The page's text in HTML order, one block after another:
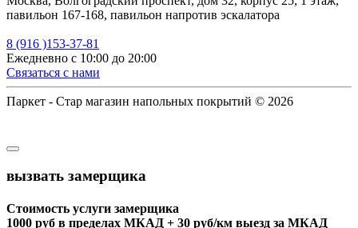
павильон 167-168, павильон напротив эскалатора
8 (916 )153-37-81
Ежедневно с 10:00 до 20:00
Связаться с нами
Паркет - Стар магазин напольных покрытий © 2026
вызвать замерщика
Стоимость услуги замерщика
1000 руб в пределах МКАД + 30 руб/км выезд за МКАД